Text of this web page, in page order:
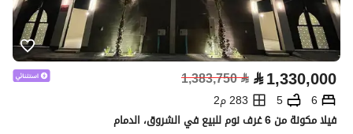
⃁1,330,000
⃁
1,383,750
6
5
283 م2
فيلا مكونة من 6 غرف نوم للبيع في الشروق، الدمام